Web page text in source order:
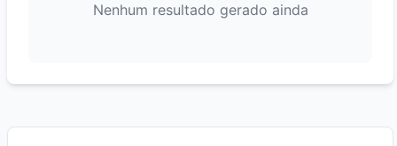
Nenhum resultado gerado ainda